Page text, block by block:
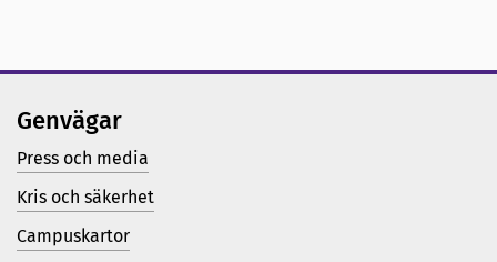
Genvägar
Press och media
Kris och säkerhet
Campuskartor